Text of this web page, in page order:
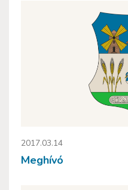
2017.03.14
Meghívó